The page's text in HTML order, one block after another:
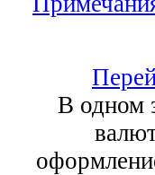
В одном